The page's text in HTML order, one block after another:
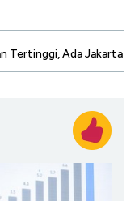
Tertinggi, Ada Jakarta